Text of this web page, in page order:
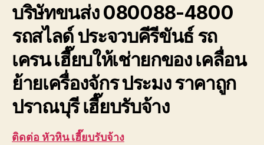
บริษัทขนส่ง 080088-4800
รถสไลด์ ประจวบคีรีขันธ์ รถ
เครน เฮี๊ยบให้เช่ายกของ เคลื่อน
ย้ายเครื่องจักร ประมง ราคาถูก
ปราณบุรี เฮี๊ยบรับจ้าง
ติดต่อ หัวหิน เฮี๊ยบรับจ้าง